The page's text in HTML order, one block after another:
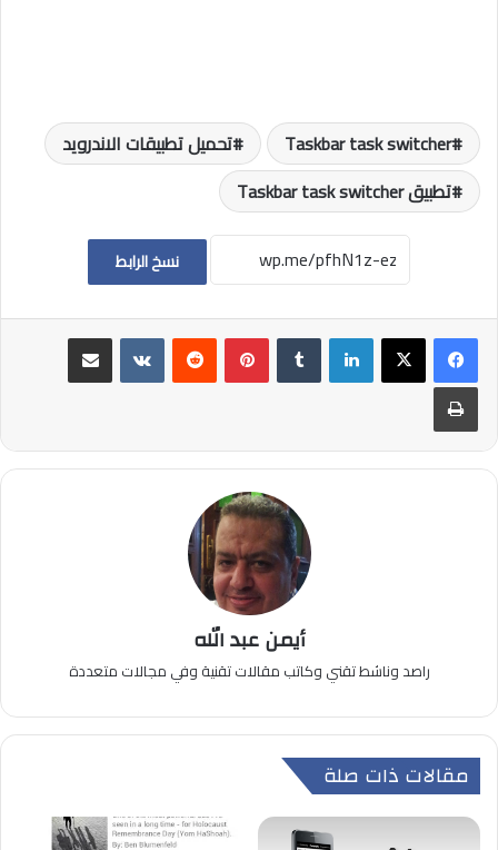
Taskbar task switcher
تحميل تطبيقات الاندرويد
تطبيق Taskbar task switcher
نسخ الرابط
لينكدإن بينتيريست
مشاركة عبر البريد
طباعة
أيمن عبد الله
راصد وناشط تقني وكاتب مقالات تقنية وفي مجالات متعددة
مقالات ذات صلة